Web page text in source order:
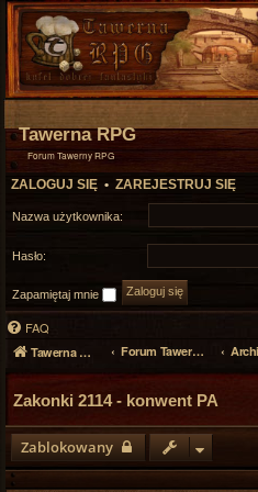
Tawerna RPG
Forum Tawerny RPG
ZALOGUJ SIĘ • ZAREJESTRUJ SIĘ
Nazwa użytkownika:
Hasło:
Zapamiętaj mnie
FAQ
Tawerna RPG Forum Tawerny RPG
Zakonki 2114 - konwent PA
Zablokowany